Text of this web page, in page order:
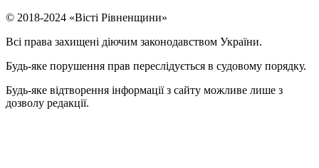
© 2018-2024 «Вісті Рівненщини»
Всі права захищені діючим законодавством України.
Будь-яке порушення прав переслідується в судовому порядку.
Будь-яке відтворення інформації з сайту можливе лише з
дозволу редакції.